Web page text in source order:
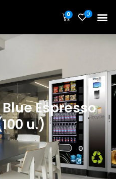
0 0
Espresso
u.)